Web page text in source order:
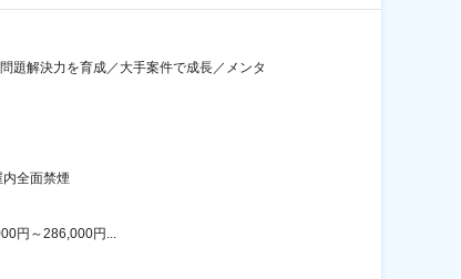
題解決力を育成／大手案件で成長／メンタ
全面禁煙
円～286,000円...